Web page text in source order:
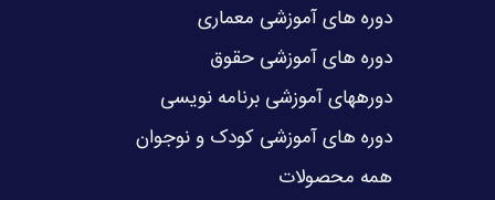
دوره های آموزشی معماری
دوره های آموزشی حقوق
دورههای آموزشی برنامه نویسی
دوره های آموزشی کودک و نوجوان
همه محصولات